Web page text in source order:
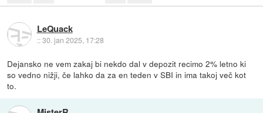
LeQuack
::30. jan 2025, 17:28
Dejansko ne vem zakaj bi nekdo dal v depozit recimo 2% letno ki
so vedno nižji, če lahko da za en teden v SBI in ima takoj več kot
to.